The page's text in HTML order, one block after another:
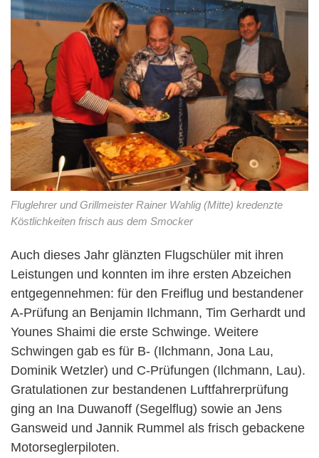
Fluglehrer und Grillmeister Rainer Wahlig (Mitte) kredenzte
Köstlichkeiten frisch aus dem Smocker
Auch dieses Jahr glänzten Flugschüler mit ihren
Leistungen und konnten im ihre ersten Abzeichen
entgegennehmen: für den Freiflug und bestandener
A-Prüfung an Benjamin Ilchmann, Tim Gerhardt und
Younes Shaimi die erste Schwinge. Weitere
Schwingen gab es für B- (Ilchmann, Jona Lau,
Dominik Wetzler) und C-Prüfungen (Ilchmann, Lau).
Gratulationen zur bestandenen Luftfahrerprüfung
ging an Ina Duwanoff (Segelflug) sowie an Jens
Gansweid und Jannik Rummel als frisch gebackene
Motorseglerpiloten.